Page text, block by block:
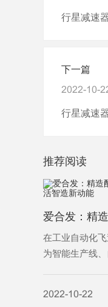
下一篇
2022-10-
行星减速
推荐阅读
在工业自动化
为智能生产线
各司其职，支
2022-10-22